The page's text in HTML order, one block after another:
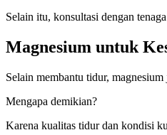
Selain itu, konsultasi dengan
Magnesium untuk
Selain membantu tidur,
Mengapa demikian?
Karena kualitas tidur dan kondisi